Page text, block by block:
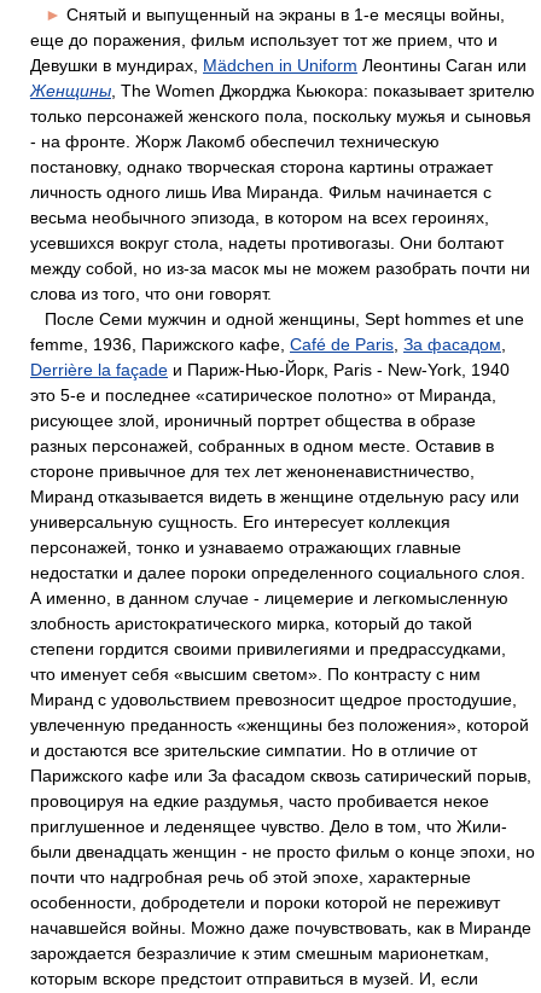
► Снятый и выпущенный на экраны в 1-е месяцы войны,
еще до поражения, фильм использует тот же прием, что и
Девушки в мундирах, Mädchen in Uniform Леонтины Саган или
Женщины , The Women Джорджа Кьюкора: показывает зрителю
только персонажей женского пола, поскольку мужья и сыновья
- на фронте. Жорж Лакомб обеспечил техническую
постановку, однако творческая сторона картины отражает
личность одного лишь Ива Миранда. Фильм начинается с
весьма необычного эпизода, в котором на всех героинях,
усевшихся вокруг стола, надеты противогазы. Они болтают
между собой, но из-за масок мы не можем разобрать почти ни
слова из того, что они говорят.
После Семи мужчин и одной женщины, Sept hommes et une
femme, 1936, Парижского кафе, Café de Paris За фасадом
Derrière la façade и Париж-Нью-Йорк, Paris - New-York, 1940
это 5-е и последнее «сатирическое полотно» от Миранда,
рисующее злой, ироничный портрет общества в образе
разных персонажей, собранных в одном месте. Оставив в
стороне привычное для тех лет женоненавистничество,
Миранд отказывается видеть в женщине отдельную расу или
универсальную сущность. Его интересует коллекция
персонажей, тонко и узнаваемо отражающих главные
недостатки и далее пороки определенного социального слоя.
А именно, в данном случае - лицемерие и легкомысленную
злобность аристократического мирка, который до такой
степени гордится своими привилегиями и предрассудками,
что именует себя «высшим светом». По контрасту с ним
Миранд с удовольствием превозносит щедрое простодушие,
увлеченную преданность «женщины без положения», которой
и достаются все зрительские симпатии. Но в отличие от
Парижского кафе или За фасадом сквозь сатирический порыв,
провоцируя на едкие раздумья, часто пробивается некое
приглушенное и леденящее чувство. Дело в том, что Жили-
были двенадцать женщин - не просто фильм о конце эпохи, но
почти что надгробная речь об этой эпохе, характерные
особенности, добродетели и пороки которой не переживут
начавшейся войны. Можно даже почувствовать, как в Миранде
зарождается безразличие к этим смешным марионеткам,
которым вскоре предстоит отправиться в музей. И, если